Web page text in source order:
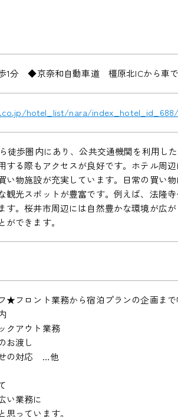
分 ◆京奈和自動車道 橿原北ICから車
hotel_list/nara/
徒歩圏内にあり、公共交通機関を利用し
する際もアクセスが良好です。ホテル周
い物施設が充実しています。日常の買い
観光スポットが豊富です。例えば、法隆
す。桜井市周辺には自然豊かな環境が広
できます。
★フロント業務から宿泊プランの企画ま
クアウト業務
お渡し
せの対応 …他
い業務に
っています。